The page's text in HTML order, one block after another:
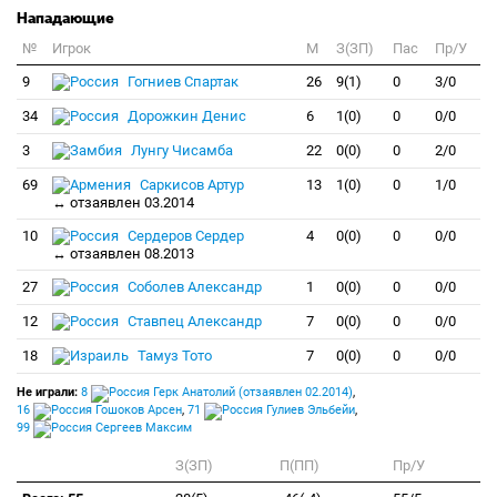
Нападающие
№ Игрок M З(ЗП) Пас
Пр/У
9
Гогниев Спартак 26 9(1) 0 3/0
34 Дорожкин Денис 6 1(0) 0 0/0
3 Лунгу Чисамба 22 0(0) 0 2/0
69
Саркисов Артур
↔ отзаявлен 03.2014
13 1(0) 0 1/0
10
Сердеров Сердер
↔ отзаявлен 08.2013
4 0(0) 0 0/0
27 Соболев Александр 1 0(0) 0 0/0
12 Ставпец Александр 7 0(0) 0 0/0
18 Тамуз Тото 7 0(0) 0 0/0
Не играли: 8 Герк Анатолий (отзаявлен 02.2014),
16
Гошоков Арсен, 71 Гулиев Эльбейи,
99
Сергеев Максим
З(ЗП) П(ПП)
Пр/У